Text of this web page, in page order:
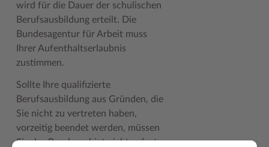
wird für die Dauer der schulischen
Berufsausbildung erteilt. Die
Bundesagentur für Arbeit muss
Ihrer Aufenthaltserlaubnis
zustimmen.
Sollte Ihre qualifizierte
Berufsausbildung aus Gründen, die
Sie nicht zu vertreten haben,
vorzeitig beendet werden, müssen
Sie das Bundesgebiet nicht sofort